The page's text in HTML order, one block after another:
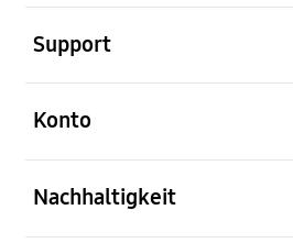
Support
Konto
Nachhaltigkeit